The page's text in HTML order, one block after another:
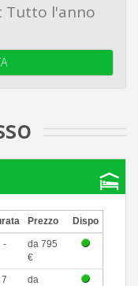
Tutto l'anno
Prezzo Dispo
-
da 795
€
7
da